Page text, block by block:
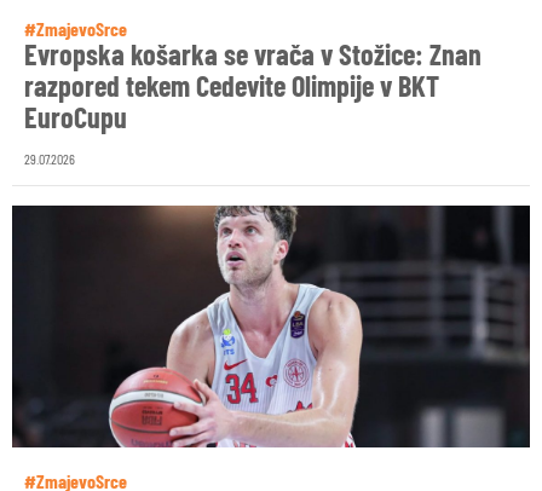
#ZmajevoSrce
Evropska košarka se vrača v Stožice: Znan
razpored tekem Cedevite Olimpije v BKT
EuroCupu
29.07.2026
#ZmajevoSrce